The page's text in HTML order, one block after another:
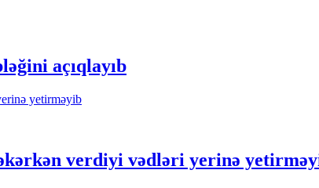
açıqlayıb
verdiyi vədləri yerinə